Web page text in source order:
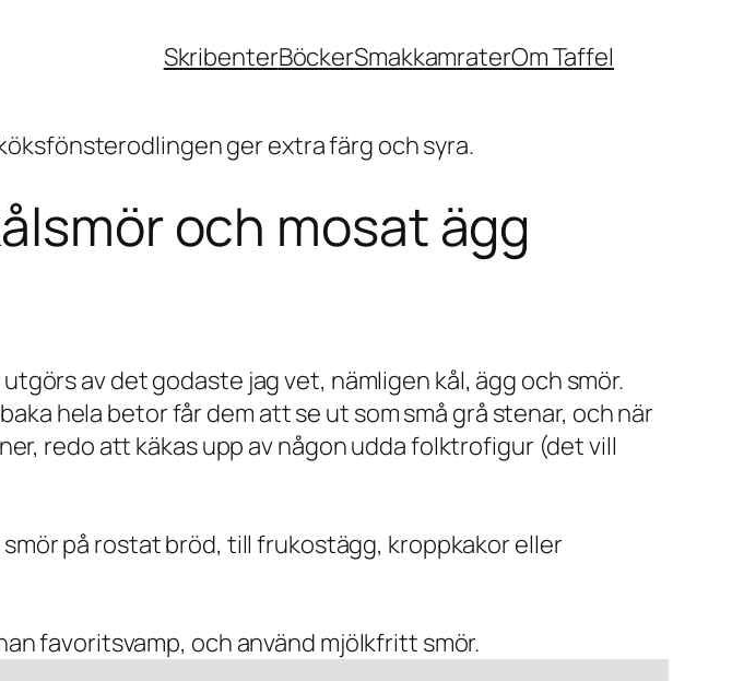
SkribenterBöckerSmakkamraterOm Taffel
och mosat ägg
av det godaste jag vet, nämligen kål, ägg och smör.
hela betor får dem att se ut som små grå stenar, och när
redo att käkas upp av någon udda folktrofigur (det vill
på rostat bröd, till frukostägg, kroppkakor eller
favoritsvamp, och använd mjölkfritt smör.